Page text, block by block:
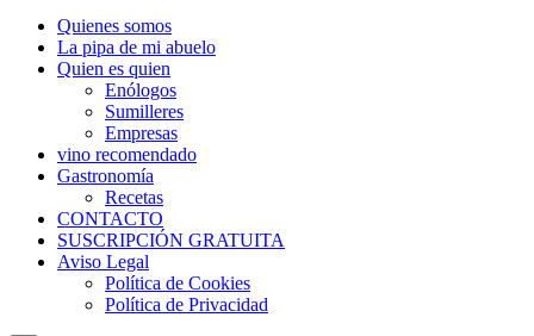
Quienes somos
La pipa de mi abuelo
Quien es quien
Enólogos
Sumilleres
Empresas
vino recomendado
Gastronomía
Recetas
CONTACTO
SUSCRIPCIÓN GRATUITA
Aviso Legal
Política de Cookies
Política de Privacidad